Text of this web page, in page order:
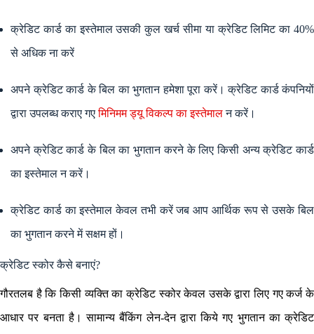
क्रेडिट कार्ड का इस्तेमाल उसकी कुल खर्च सीमा या क्रेडिट लिमिट का 40%
से अधिक ना करें
अपने क्रेडिट कार्ड के बिल का भुगतान हमेशा पूरा करें। क्रेडिट कार्ड कंपनियों
द्वारा उपलब्ध कराए गएमिनिमम ड्यू विकल्प का इस्तेमालन करें।
अपने क्रेडिट कार्ड के बिल का भुगतान करने के लिए किसी अन्य क्रेडिट कार्ड
का इस्तेमाल न करें।
क्रेडिट कार्ड का इस्तेमाल केवल तभी करें जब आप आर्थिक रूप से उसके बिल
का भुगतान करने में सक्षम हों।
क्रेडिट स्कोर कैसे बनाएं?
गौरतलब है कि किसी व्यक्ति का क्रेडिट स्कोर केवल उसके द्वारा लिए गए कर्ज के
आधार पर बनता है। सामान्य बैंकिंग लेन-देन द्वारा किये गए भुगतान का क्रेडिट